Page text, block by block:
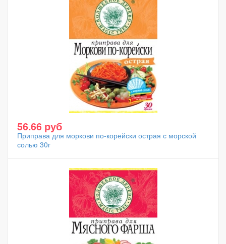
56.66 руб
Приправа для моркови по-корейски острая с морской
солью 30г